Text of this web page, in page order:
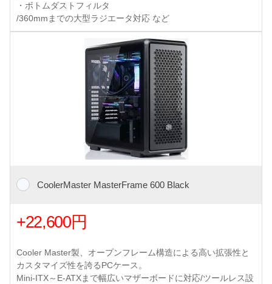
・ボトムダストフィルタ
/360mmまでの大型ラジエータ対応 など
CoolerMaster MasterFrame 600 Black
+22,600円
Cooler Master製、オープンフレーム構造による高い拡張性と
カスタマイズ性を誇るPCケース。
Mini-ITX～E-ATXまで幅広いマザーボードに対応/ツールレス設